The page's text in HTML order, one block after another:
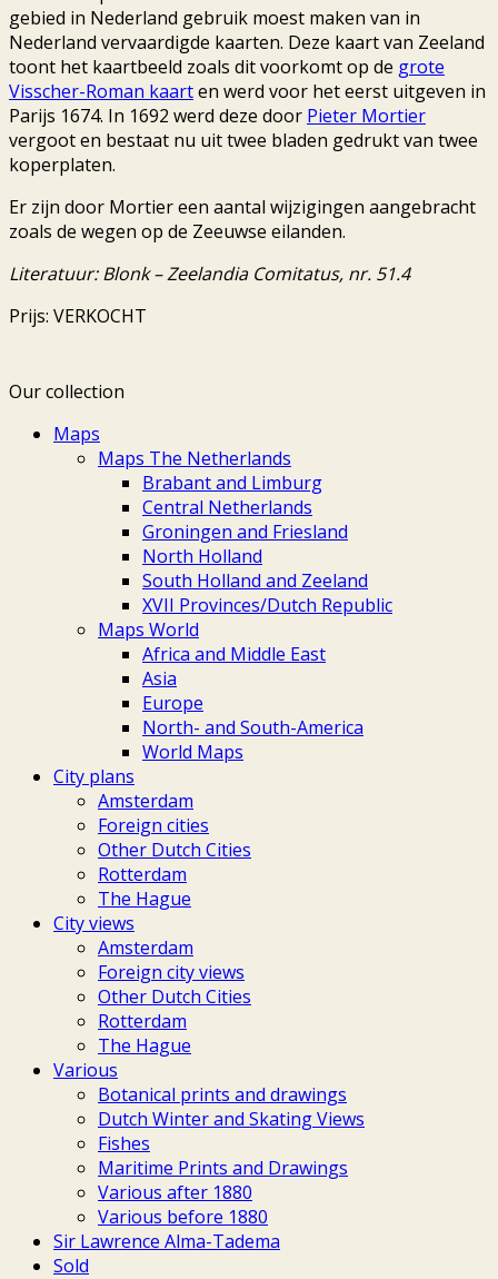
gebied in Nederland gebruik moest maken van in
Nederland vervaardigde kaarten. Deze kaart van Zeeland
toont het kaartbeeld zoals dit voorkomt op de grote
Visscher-Roman kaarten werd voor het eerst uitgeven in
Parijs 1674. In 1692 werd deze door Pieter Mortier
vergoot en bestaat nu uit twee bladen gedrukt van twee
koperplaten.
Er zijn door Mortier een aantal wijzigingen aangebracht
zoals de wegen op de Zeeuwse eilanden.
Literatuur: Blonk – Zeelandia Comitatus, nr. 51.4
Prijs: VERKOCHT
Our collection
Maps
Maps The Netherlands
Brabant and Limburg
Central Netherlands
Groningen and Friesland
North Holland
South Holland and Zeeland
XVII Provinces/Dutch Republic
Maps World
Africa and Middle East
Asia
Europe
North- and South-America
World Maps
City plans
Amsterdam
Foreign cities
Other Dutch Cities
Rotterdam
The Hague
City views
Amsterdam
Foreign city views
Other Dutch Cities
Rotterdam
The Hague
Various
Botanical prints and drawings
Dutch Winter and Skating Views
Fishes
Maritime Prints and Drawings
Various after 1880
Various before 1880
Sir Lawrence Alma-Tadema
Sold